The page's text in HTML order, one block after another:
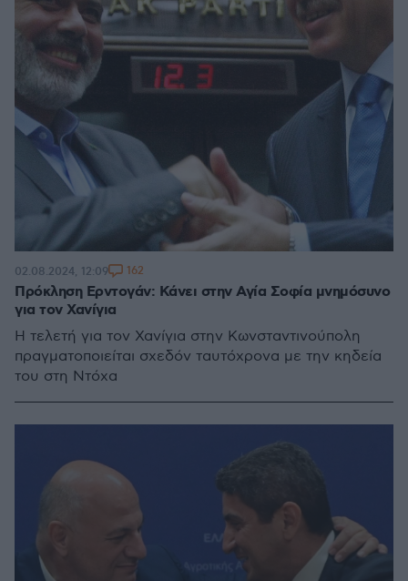
Πρόκληση Ερντογάν: Κάνει στην Αγία Σοφία μνημόσυνο
για τον Χανίγια
Η τελετή για τον Χανίγια στην Κωνσταντινούπολη
πραγματοποιείται σχεδόν ταυτόχρονα με την κηδεία
του στη Ντόχα
02.08.2024, 12:09 162